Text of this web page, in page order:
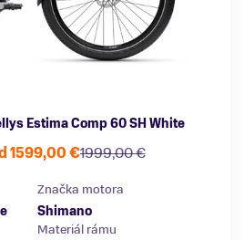
Estima Comp 60 SH White
1999,00 €
1599,00 €
Značka motora
Shimano
Materiál rámu